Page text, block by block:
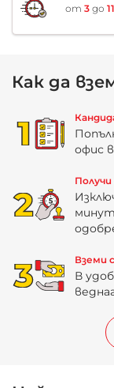
от3 до11
Как да
офис
Вземи
В